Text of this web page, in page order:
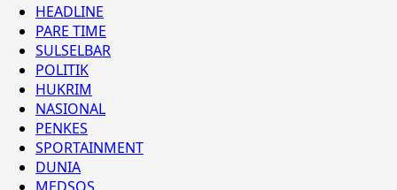
Primary
Menu
HEADLINE
PARE TIME
SULSELBAR
POLITIK
HUKRIM
NASIONAL
PENKES
SPORTAINMENT
DUNIA